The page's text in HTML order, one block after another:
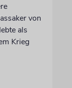
von
als
Krieg